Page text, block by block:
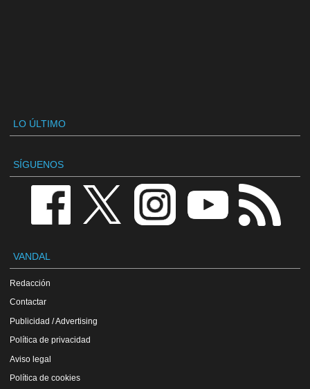
LO ÚLTIMO
SÍGUENOS
VANDAL
Redacción
Contactar
Publicidad / Advertising
Política de privacidad
Aviso legal
Política de cookies